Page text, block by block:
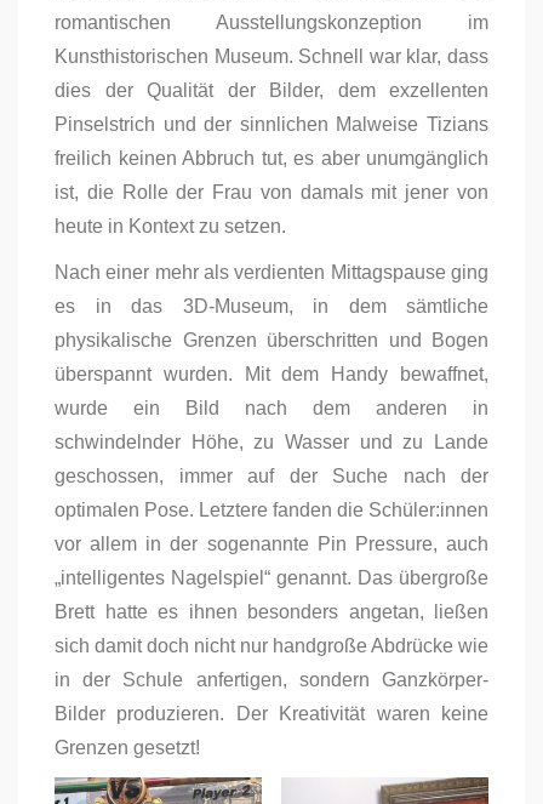
romantischen Ausstellungskonzeption im
Kunsthistorischen Museum. Schnell war klar, dass
dies der Qualität der Bilder, dem exzellenten
Pinselstrich und der sinnlichen Malweise Tizians
freilich keinen Abbruch tut, es aber unumgänglich
ist, die Rolle der Frau von damals mit jener von
heute in Kontext zu setzen.
Nach einer mehr als verdienten Mittagspause ging
es in das 3D-Museum, in dem sämtliche
physikalische Grenzen überschritten und Bogen
überspannt wurden. Mit dem Handy bewaffnet,
wurde ein Bild nach dem anderen in
schwindelnder Höhe, zu Wasser und zu Lande
geschossen, immer auf der Suche nach der
optimalen Pose. Letztere fanden die Schüler:innen
vor allem in der sogenannte Pin Pressure, auch
„intelligentes Nagelspiel“ genannt. Das übergroße
Brett hatte es ihnen besonders angetan, ließen
sich damit doch nicht nur handgroße Abdrücke wie
in der Schule anfertigen, sondern Ganzkörper-
Bilder produzieren. Der Kreativität waren keine
Grenzen gesetzt!